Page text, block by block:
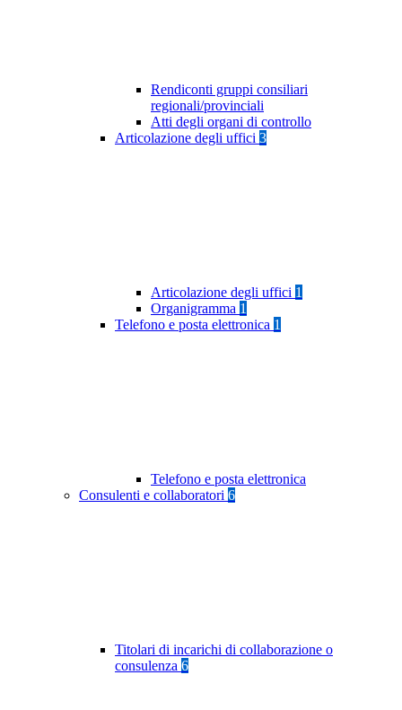
Rendiconti gruppi consiliari
regionali/provinciali
Atti degli organi di controllo
Articolazione degli uffici 3
Articolazione degli uffici 1
Organigramma 1
Telefono e posta elettronica 1
Telefono e posta elettronica
Consulenti e collaboratori 6
Titolari di incarichi di collaborazione o
consulenza 6